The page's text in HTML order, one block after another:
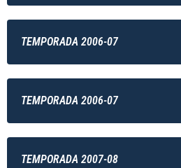
TEMPORADA 2006-07
TEMPORADA 2006-07
TEMPORADA 2007-08